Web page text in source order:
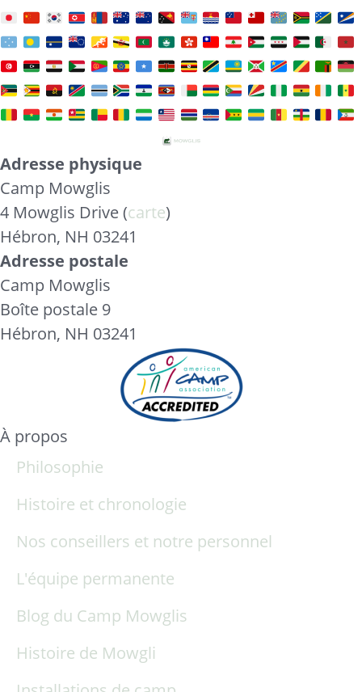
Adresse physique
Camp Mowglis
4 Mowglis Drive (carte)
Hébron, NH 03241
Adresse postale
Camp Mowglis
Boîte postale 9
Hébron, NH 03241
À propos
Philosophie
Histoire et chronologie
Nos conseillers et notre personnel
L'équipe permanente
Blog du Camp Mowglis
Histoire de Mowgli